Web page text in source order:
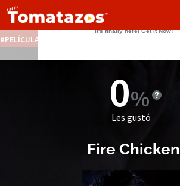
PELÍCULAS STREAMING GRATIS
0
Les gustó
Fire Chicken